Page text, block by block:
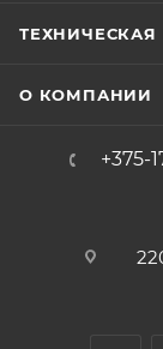
О КОМПАНИИ
+375-